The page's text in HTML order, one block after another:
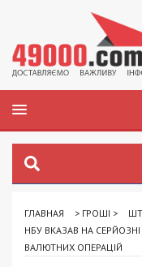
ГЛАВНАЯ > ГРОШІ >
НБУ ВКАЗАВ НА
ВАЛЮТНИХ ОПЕРАЦІЙ